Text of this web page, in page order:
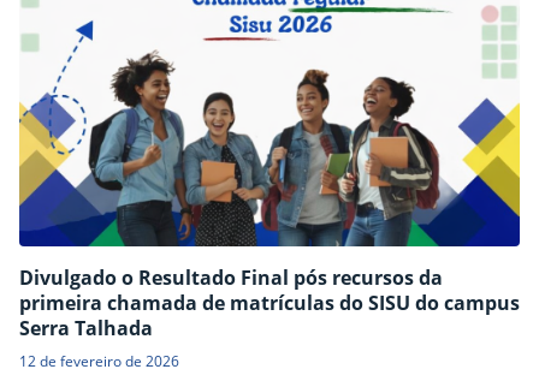
Divulgado o Resultado Final pós recursos da
primeira chamada de matrículas do SISU do campus
Serra Talhada
12 de fevereiro de 2026